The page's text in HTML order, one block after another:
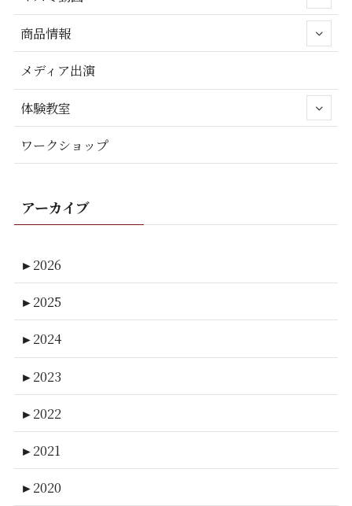
商品情報
メディア出演
体験教室
ワークショップ
アーカイブ
►2026
►2025
►2024
►2023
►2022
►2021
►2020